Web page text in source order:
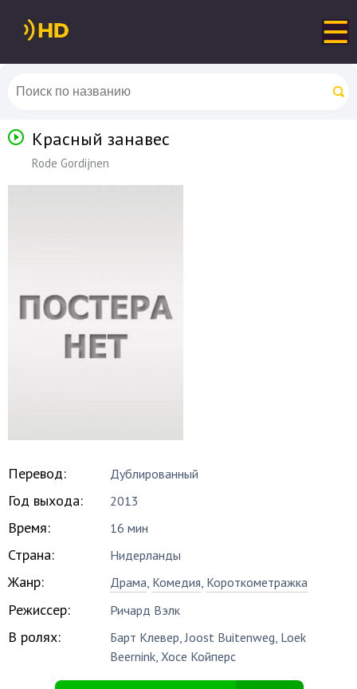
Красный занавес
Rode Gordijnen
Перевод: Дублированный
Год выхода: 2013
Время: 16 мин
Страна: Нидерланды
Жанр: Драма, Комедия, Короткометражка
Режиссер: Ричард Вэлк
В ролях: Барт Клевер,Joost Buitenweg, Loek
Beernink,Хосе Койперс